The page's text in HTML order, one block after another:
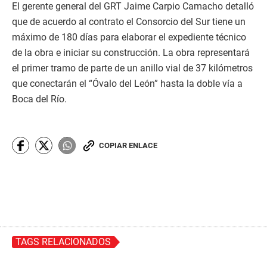
El gerente general del GRT Jaime Carpio Camacho detalló
que de acuerdo al contrato el Consorcio del Sur tiene un
máximo de 180 días para elaborar el expediente técnico
de la obra e iniciar su construcción. La obra representará
el primer tramo de parte de un anillo vial de 37 kilómetros
que conectarán el “Óvalo del León” hasta la doble vía a
Boca del Río.
COPIAR ENLACE
TAGS RELACIONADOS